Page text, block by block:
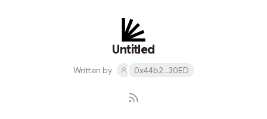
处。景区面积200平方千米，最高峰老君阁海拔1260米，
青城山分为前山和后山，群峰环绕起伏、林木葱茏幽翠，
享有“青城天下幽”的美誉。 全山林木青翠，四季常青，诸
以幽洁取胜。景区内外，天师洞和圆明宫幽静是青城山的
费，我免费，这个四月青城山—都江堰任你游”活动，凡是
Untitled
Written by 0x44b2...30ED